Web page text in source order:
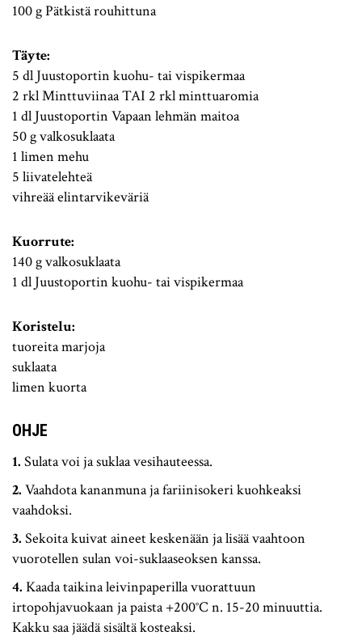
100 g Pätkistä rouhittuna
Täyte:
5 dl Juustoportin kuohu- tai vispikermaa
2 rkl Minttuviinaa TAI 2 rkl minttuaromia
1 dl Juustoportin Vapaan lehmän maitoa
50 g valkosuklaata
1 limen mehu
5 liivatelehteä
vihreää elintarvikeväriä
Kuorrute:
140 g valkosuklaata
1 dl Juustoportin kuohu- tai vispikermaa
Koristelu:
tuoreita marjoja
suklaata
limen kuorta
OHJE
Sulata voi ja suklaa vesihauteessa.
Vaahdota kananmuna ja fariinisokeri kuohkeaksi
vaahdoksi.
Sekoita kuivat aineet keskenään ja lisää vaahtoon
vuorotellen sulan voi-suklaaseoksen kanssa.
Kaada taikina leivinpaperilla vuorattuun
irtopohjavuokaan ja paista +200°C n. 15-20 minuuttia.
Kakku saa jäädä sisältä kosteaksi.